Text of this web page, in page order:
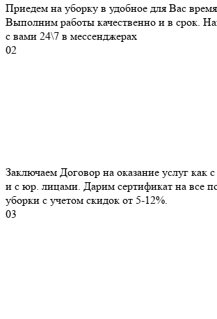
Приедем на уборку в удобное для Вас
Выполним работы качественно и в срок.
с вами 24\7 в мессенджерах
02
Заключаем Договор на оказание услуг как
и с юр. лицами. Дарим сертификат на все
уборки с учетом скидок от 5-12%.
03